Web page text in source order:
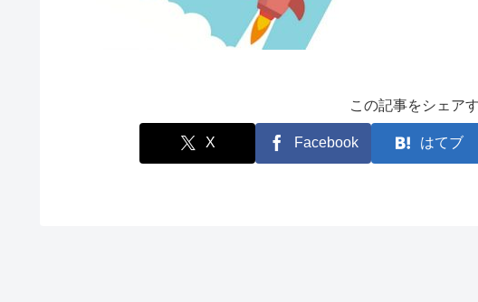
この記事をシェアす
X Facebook はてブ